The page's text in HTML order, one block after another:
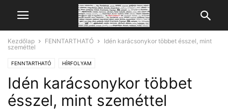
Kezdőlap FENNTARTHATÓ
Idén karácsonykor többet ésszel, mint
szeméttel
FENNTARTHATÓ HÍRFOLYAM
Idén karácsonykor többet
ésszel, mint szeméttel